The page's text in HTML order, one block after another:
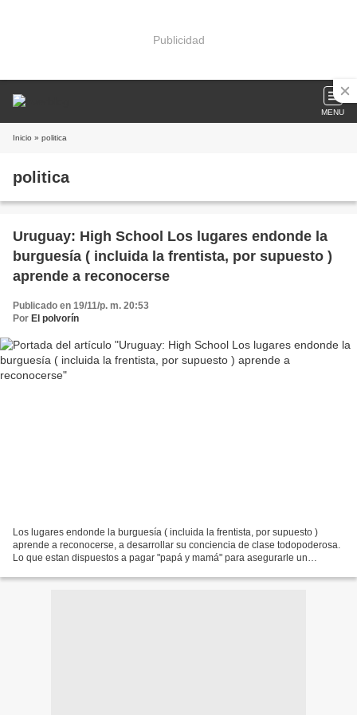
Publicidad
MENU
Inicio » politica
politica
Uruguay: High School Los lugares endonde la
burguesía ( incluida la frentista, por supuesto )
aprende a reconocerse
Publicado en 19/11/p. m. 20:53
Por El polvorín
Los lugares endonde la burguesía ( incluida la frentista, por supuesto )
aprende a reconocerse, a desarrollar su conciencia de clase todopoderosa.
Lo que estan dispuestos a pagar "papá y mamá" para asegurarle un